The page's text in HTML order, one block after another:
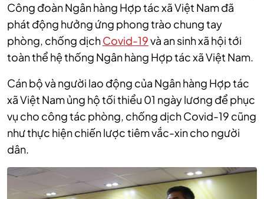
Công đoàn Ngân hàng Hợp tác xã Việt Nam đã
phát động hưởng ứng phong trào chung tay
phòng, chống dịchCovid-19và an sinh xã hội tới
toàn thể hệ thống Ngân hàng Hợp tác xã Việt Nam.
Cán bộ và người lao động của Ngân hàng Hợp tác
xã Việt Nam ủng hộ tối thiểu 01 ngày lương để phục
vụ cho công tác phòng, chống dịch Covid-19 cũng
như thực hiện chiến lược tiêm vắc-xin cho người
dân.